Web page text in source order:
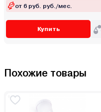
от 6 руб. руб./мес.
Купить
Похожие товары